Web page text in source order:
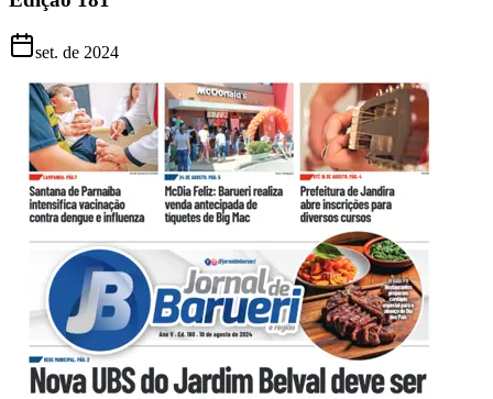
set. de 2024